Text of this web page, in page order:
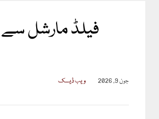
فیلڈ مارشل سے
جون 9, 2026 ویب ڈیسک